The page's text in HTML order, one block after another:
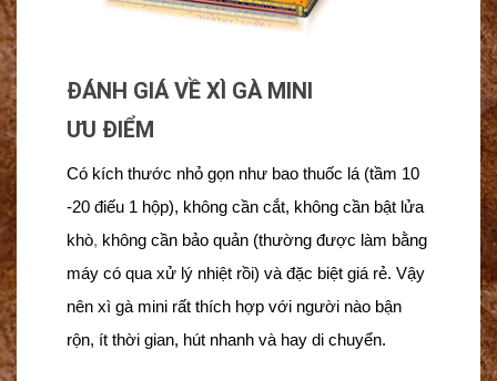
ĐÁNH GIÁ VỀ XÌ GÀ MINI
ƯU ĐIỂM
Có kích thước nhỏ gọn như bao thuốc lá (tầm 10
-20 điếu 1 hộp), không cần cắt, không cần bật lửa
khò, không cần bảo quản (thường được làm bằng
máy có qua xử lý nhiệt rồi) và đặc biệt giá rẻ. Vậy
nên xì gà mini rất thích hợp với người nào bận
rộn, ít thời gian, hút nhanh và hay di chuyển.